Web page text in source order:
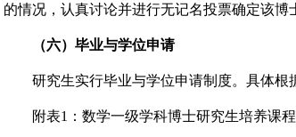
的情况，认真讨论并进行无记名投票确定该博
（六）毕业与学位申请
研究生实行毕业与学位申请制度。具体根
附表1：数学一级学科博士研究生培养课